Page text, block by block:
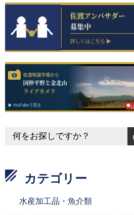
カテゴリー
水産加工品・魚介類